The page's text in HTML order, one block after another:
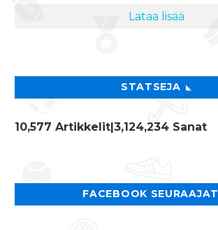
Lataa lisää
STATSEJA
10,577 Artikkelit |3,124,234 Sanat
FACEBOOK SEURAAJAT